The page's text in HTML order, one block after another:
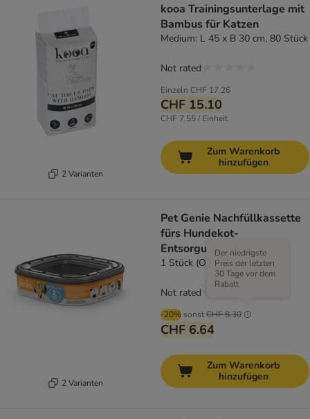
2 Varianten
kooa Trainingsunterlage mit
Bambus für Katzen
Medium: L 45 x B 30 cm, 80 Stück
Einzeln CHF 17.26
CHF 15.10
CHF 7.55 / Einheit
Not rated
Zum Warenkorb
hinzufügen
2 Varianten
Pet Genie Nachfüllkassette
fürs Hundekot-
Entsorgungssystem
1 Stück (OHNE Eimer)
-20% sonstCHF 8.30
Der niedrigste
Preis der letzten
30 Tage vor dem
Rabatt
CHF 6.64
Not rated
Zum Warenkorb
hinzufügen